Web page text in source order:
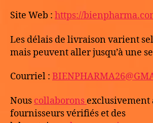
Site Web : https://
Les délais de livraison varient
mais peuvent aller jusqu’à une
Courriel :
Nous collaborons exclusivement
fournisseurs vérifiés et des